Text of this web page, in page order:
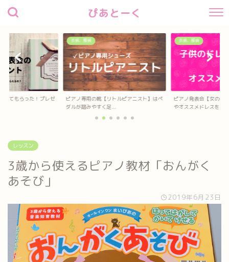
ぴあとーく
トルピアニスト】はペ
衣装、服装
ピアノ発表会【女の子】のドレスの選び方
やオススメドレスを...
衣装、服装
ピアノ発表会【男の子
レッスン
3歳から使えるピアノ教材「おんがく
あそび」
2019年6月23日